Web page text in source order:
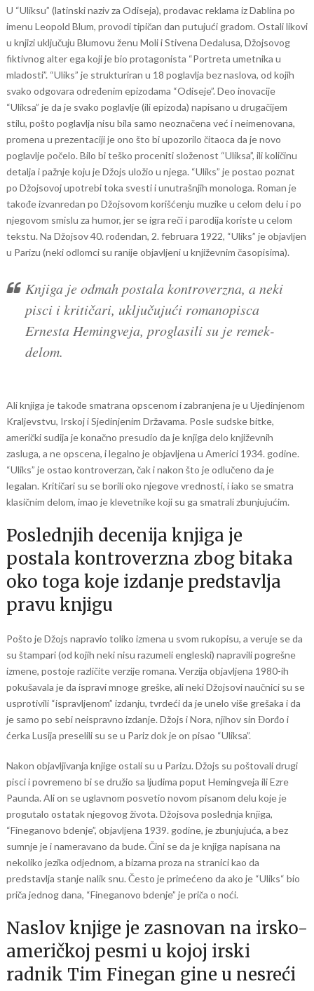
U “Uliksu” (latinski naziv za Odiseja), prodavac reklama iz Dablina po
imenu Leopold Blum, provodi tipičan dan putujući gradom. Ostali likovi
u knjizi uključuju Blumovu ženu Moli i Stivena Dedalusa, Džojsovog
fiktivnog alter ega koji je bio protagonista “Portreta umetnika u
mladosti”. “Uliks” je strukturiran u 18 poglavlja bez naslova, od kojih
svako odgovara određenim epizodama “Odiseje”. Deo inovacije
“Uliksa” je da je svako poglavlje (ili epizoda) napisano u drugačijem
stilu, pošto poglavlja nisu bila samo neoznačena već i neimenovana,
promena u prezentaciji je ono što bi upozorilo čitaoca da je novo
poglavlje počelo. Bilo bi teško proceniti složenost “Uliksa”, ili količinu
detalja i pažnje koju je Džojs uložio u njega. “Uliks” je postao poznat
po Džojsovoj upotrebi toka svesti i unutrašnjih monologa. Roman je
takođe izvanredan po Džojsovom korišćenju muzike u celom delu i po
njegovom smislu za humor, jer se igra reči i parodija koriste u celom
tekstu. Na Džojsov 40. rođendan, 2. februara 1922, “Uliks” je objavljen
u Parizu (neki odlomci su ranije objavljeni u književnim časopisima).
Knjiga je odmah postala kontroverzna, a neki
pisci i kritičari, uključujući romanopisca
Ernesta Hemingveja, proglasili su je remek-
delom.
Ali knjiga je takođe smatrana opscenom i zabranjena je u Ujedinjenom
Kraljevstvu, Irskoj i Sjedinjenim Državama. Posle sudske bitke,
američki sudija je konačno presudio da je knjiga delo književnih
zasluga, a ne opscena, i legalno je objavljena u Americi 1934. godine.
“Uliks” je ostao kontroverzan, čak i nakon što je odlučeno da je
legalan. Kritičari su se borili oko njegove vrednosti, i iako se smatra
klasičnim delom, imao je klevetnike koji su ga smatrali zbunjujućim.
Poslednjih decenija knjiga je
postala kontroverzna zbog bitaka
oko toga koje izdanje predstavlja
pravu knjigu
Pošto je Džojs napravio toliko izmena u svom rukopisu, a veruje se da
su štampari (od kojih neki nisu razumeli engleski) napravili pogrešne
izmene, postoje različite verzije romana. Verzija objavljena 1980-ih
pokušavala je da ispravi mnoge greške, ali neki Džojsovi naučnici su se
usprotivili “ispravljenom” izdanju, tvrdeći da je unelo više grešaka i da
je samo po sebi neispravno izdanje. Džojs i Nora, njihov sin Đorđo i
ćerka Lusija preselili su se u Pariz dok je on pisao “Uliksa”.
Nakon objavljivanja knjige ostali su u Parizu. Džojs su poštovali drugi
pisci i povremeno bi se družio sa ljudima poput Hemingveja ili Ezre
Paunda. Ali on se uglavnom posvetio novom pisanom delu koje je
progutalo ostatak njegovog života. Džojsova poslednja knjiga,
“Fineganovo bdenje”, objavljena 1939. godine, je zbunjujuća, a bez
sumnje je i nameravano da bude. Čini se da je knjiga napisana na
nekoliko jezika odjednom, a bizarna proza na stranici kao da
predstavlja stanje nalik snu. Često je primećeno da ako je “Uliks“ bio
priča jednog dana, “Fineganovo bdenje” je priča o noći.
Naslov knjige je zasnovan na irsko-
američkoj pesmi u kojoj irski
radnik Tim Finegan gine u nesreći